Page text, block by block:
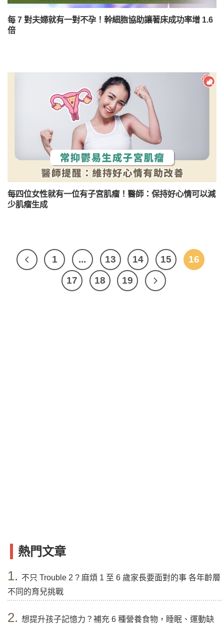
每 7 對夫婦就有一對不孕！幹細胞協助讓著床成功率增 1.6
倍
每四位女性就有一位有子宮肌瘤！醫師：保持好心情可以減
少肌瘤生成
1 ... 13 14 15 16
17 18 19
熱門文章
1. 不只 Trouble 2 ? 麻煩 1 至 6 歲家長要面對的事 各年齡層
不同的育兒挑戰
2. 想提升孩子記憶力？補充 6 種營養食物，睡眠、運動缺